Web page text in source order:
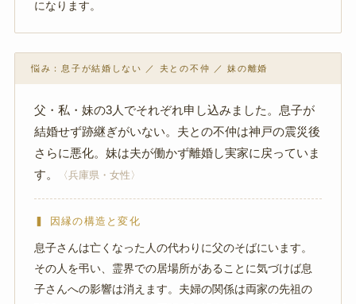
になります。
悩み：息子が結婚しない ／ 夫との不仲 ／ 妹の離婚
父・私・妹の3人でそれぞれ申し込みました。息子が
結婚せず跡継ぎがいない。夫との不仲は神戸の震災後
さらに悪化。妹は夫が働かず離婚し実家に戻っていま
す。
〈兵庫県・女性〉
▍ 因縁の構造と変化
息子さんは亡くなった人の代わりに父のそばにいます。
その人を弔い、霊界での居場所があることに気づけば息
子さんへの影響は消えます。夫婦の関係は両家の先祖の